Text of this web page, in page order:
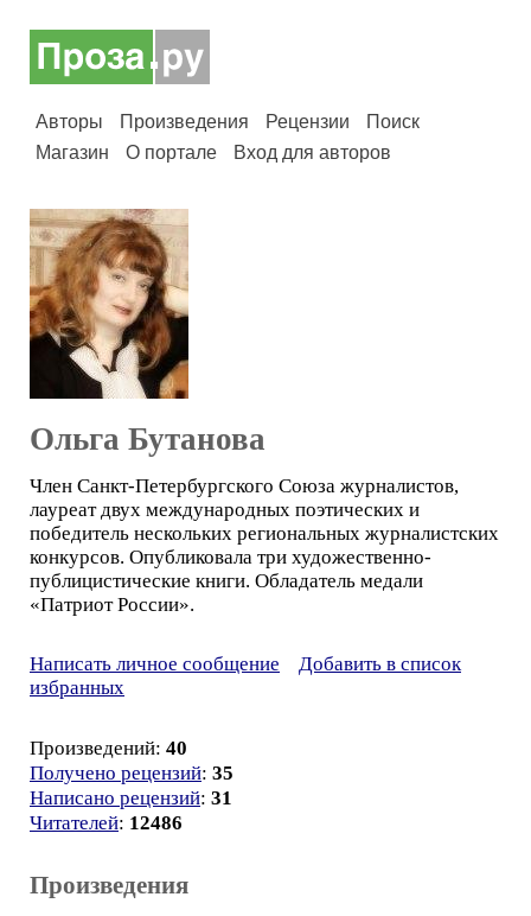
Авторы Произведения Рецензии
Поиск
Магазин
О портале Вход для авторов
Ольга Бутанова
Член Санкт-Петербургского Союза журналистов,
лауреат двух международных поэтических и
победитель нескольких региональных журналистских
конкурсов. Опубликовала три художественно-
публицистические книги. Обладатель медали
«Патриот России».
Написать личное сообщение
Добавить в список
избранных
Произведений: 40
Получено рецензий: 35
Написано рецензий: 31
Читателей: 12486
Произведения